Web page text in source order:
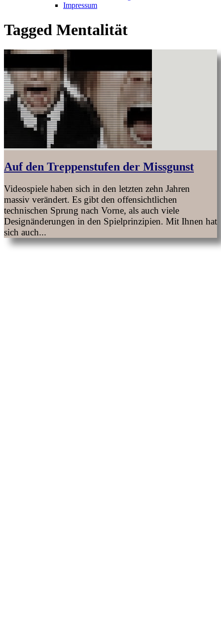
Impressum
Tagged Mentalität
Auf den Treppenstufen der Missgunst
Videospiele haben sich in den letzten zehn Jahren
massiv verändert. Es gibt den offensichtlichen
technischen Sprung nach Vorne, als auch viele
Designänderungen in den Spielprinzipien. Mit Ihnen hat
sich auch...